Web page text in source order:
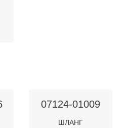
07124-01009
ШЛАНГ